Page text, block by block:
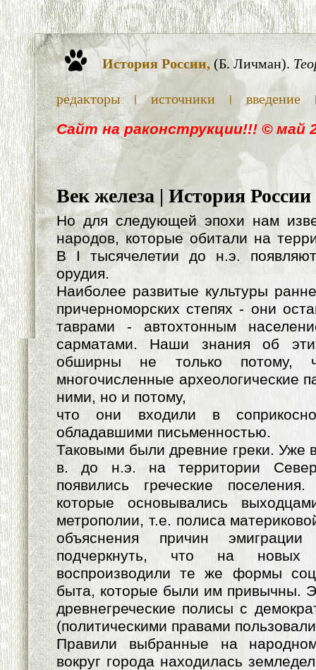
История России, (Б. Личман).
редакторы | источники | введение
Cайт на раконструкции!!! © май
Век железа | История России
Но для следующей эпохи нам
народов, которые обитали на
В I тысячелетии до н.э.
орудия.
Наиболее развитые культуры
причерноморских степях - они
таврами - автохтонным
сарматами. Наши знания об
обширны не только потому,
многочисленные археологические
ними, но и потому,
что они входили в
обладавшими письменностью.
Таковыми были древние греки. Уже
в. до н.э. на территории
появились греческие
которые основывались
метрополии, т.е. полиса
объяснения причин
подчеркнуть, что на новых
воспроизводили те же формы
быта, которые были им привычны.
древнегреческие полисы с
(политическими правами
Правили выбранные на
вокруг города находилась